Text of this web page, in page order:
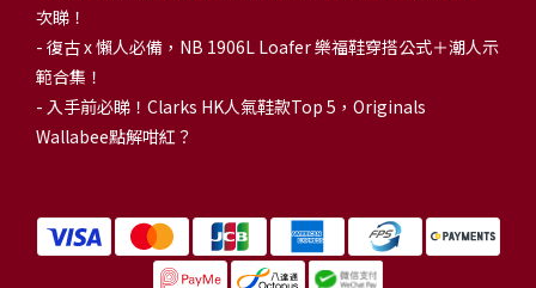
次睇！
- 復古 x 懶人必備，NB 1906L Loafer 樂福鞋穿搭公式＋潮人示
範合集！
- 入手前必睇！Clarks HK人氣鞋款Top 5，Originals
Wallabee點解咁紅？